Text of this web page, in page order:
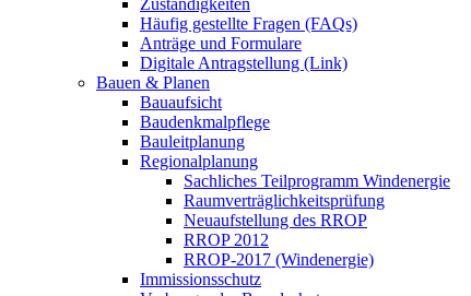
Zuständigkeiten
Häufig gestellte Fragen (FAQs)
Anträge und Formulare
Digitale Antragstellung (Link)
Bauen & Planen
Bauaufsicht
Baudenkmalpflege
Bauleitplanung
Regionalplanung
Sachliches Teilprogramm Windenergie
Raumverträglichkeitsprüfung
Neuaufstellung des RROP
RROP 2012
RROP-2017 (Windenergie)
Immissionsschutz